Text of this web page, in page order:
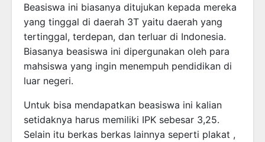
Beasiswa ini biasanya ditujukan kepada mereka
yang tinggal di daerah 3T yaitu daerah yang
tertinggal, terdepan, dan terluar di Indonesia.
Biasanya beasiswa ini dipergunakan oleh para
mahsiswa yang ingin menempuh pendidikan di
luar negeri.
Untuk bisa mendapatkan beasiswa ini kalian
setidaknya harus memiliki IPK sebesar 3,25.
Selain itu berkas berkas lainnya seperti plakat ,